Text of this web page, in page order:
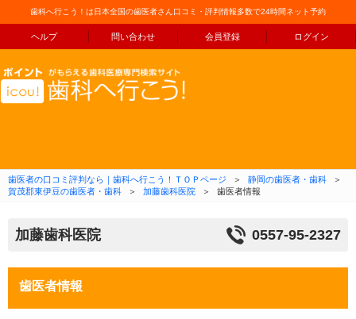
歯科へ行こう！は日本全国の歯医者さん口コミ・評判情報多数で24時間ネット予約
ヘルプ 問い合わせ 会員登録 ログイン
コンテンツへ移動
歯医者の口コミ評判なら｜歯科へ行こう！ＴＯＰページ ＞ 静岡の歯医者・歯科
＞
賀茂郡東伊豆の歯医者・歯科
＞ 加藤歯科医院 ＞ 歯医者情報
加藤歯科医院 0557-95-2327
歯医者情報